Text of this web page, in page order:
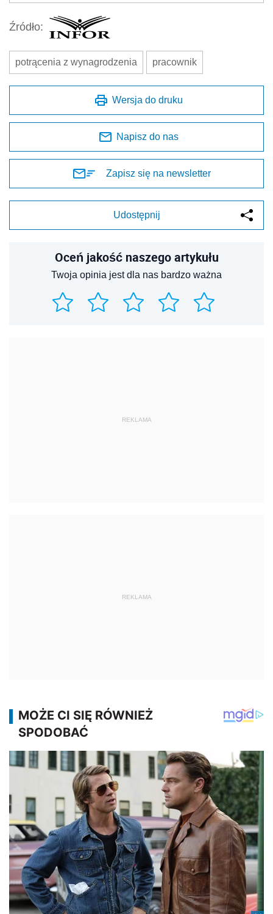
Źródło:
potrącenia z wynagrodzenia pracownik
Wersja do druku
Napisz do nas
Zapisz się na newsletter
Udostępnij
Oceń jakość naszego artykułu
Twoja opinia jest dla nas bardzo ważna
REKLAMA
REKLAMA